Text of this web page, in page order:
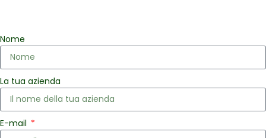
Nome
La tua azienda
E-mail